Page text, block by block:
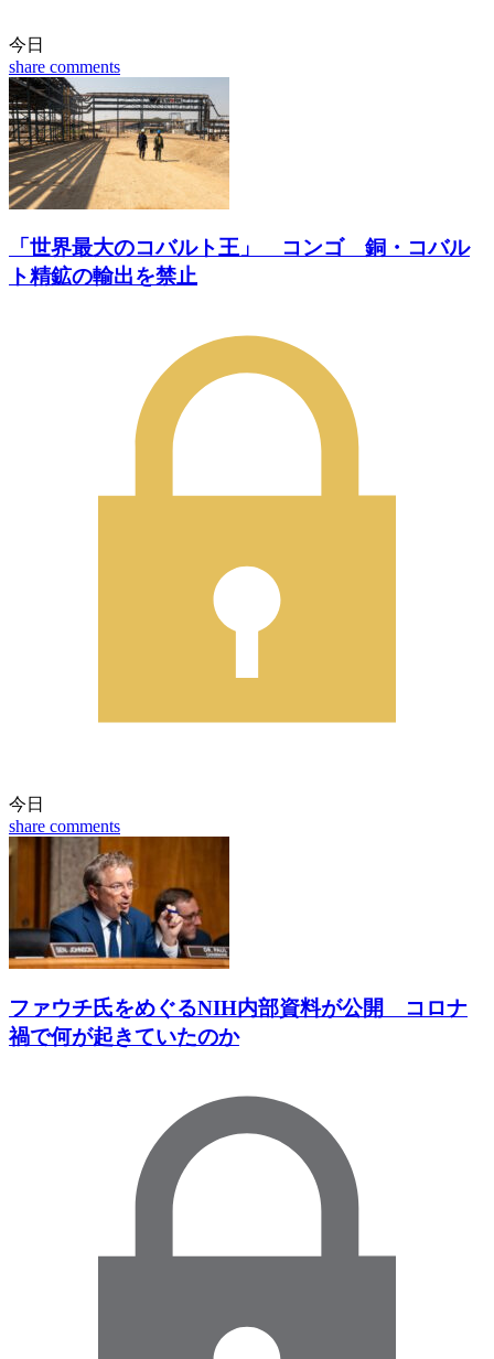
今日
share comments
「世界最大のコバルト王」 コンゴ 銅・コバル
ト精鉱の輸出を禁止
今日
share comments
ファウチ氏をめぐるNIH内部資料が公開 コロナ
禍で何が起きていたのか